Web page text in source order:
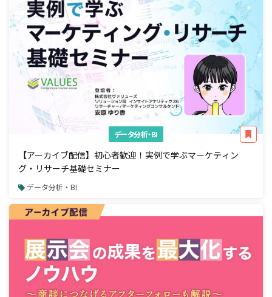
データ分析・BI
【アーカイブ配信】初心者歓迎！実例で学ぶマーケティン
グ・リサーチ基礎セミナー
データ分析・BI